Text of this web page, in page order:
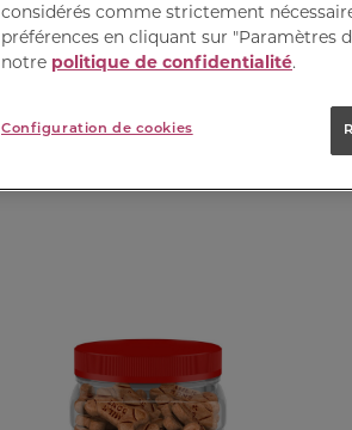
considérés comme strictement
préférences en cliquant sur "Paramètres
notre politique de confidentialité.
Configuration de cookies